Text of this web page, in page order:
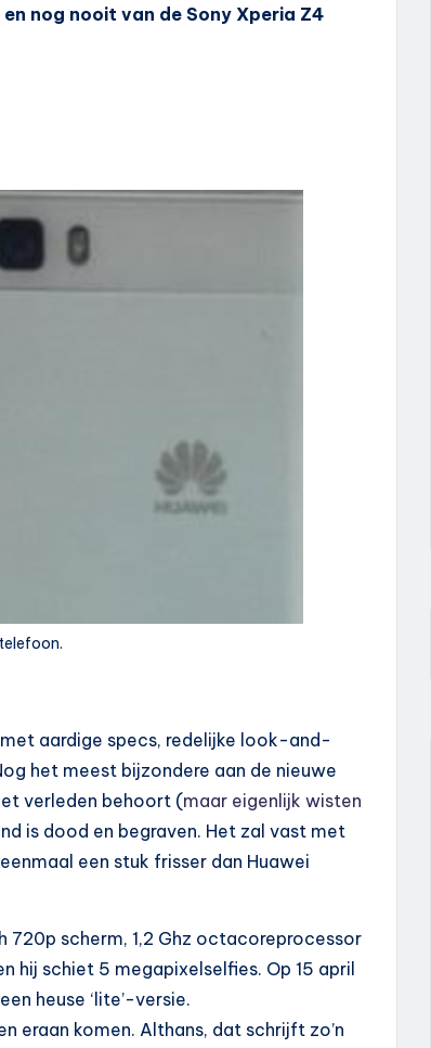
nog nooit van de Sony Xperia Z4
aardige specs, redelijke look-and-
het meest bijzondere aan de nieuwe
verleden behoort (maar eigenlijk wisten
is dood en begraven. Het zal vast met
een stuk frisser dan Huawei
scherm, 1,2 Ghz octacoreprocessor
hij schiet 5 megapixelselfies. Op 15 april
heuse ‘lite’-versie.
eraan komen. Althans, dat schrijft zo’n